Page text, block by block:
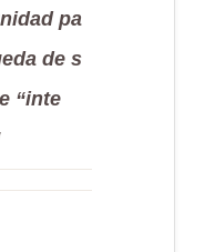
pa
de s
“inte